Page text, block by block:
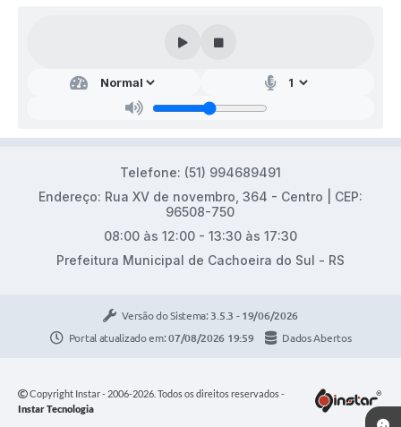
Telefone: (51) 994689491
Endereço: Rua XV de novembro, 364 - Centro | CEP:
96508-750
08:00 às 12:00 - 13:30 às 17:30
Prefeitura Municipal de Cachoeira do Sul - RS
Versão do Sistema: 3.5.3 - 19/06/2026
Portal atualizado em:07/08/2026 19:59 Dados Abertos
Copyright Instar - 2006-2026. Todos os direitos reservados -
Instar Tecnologia